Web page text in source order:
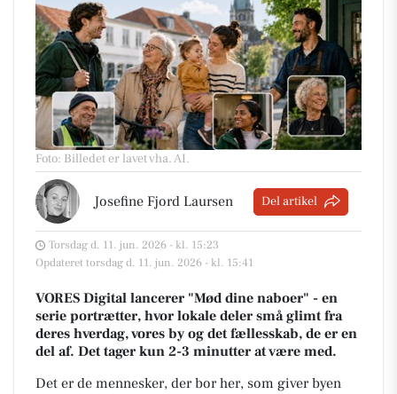
Foto: Billedet er lavet vha. AI.
Josefine Fjord Laursen Del artikel
Torsdag d. 11. jun. 2026 - kl. 15:23
Opdateret torsdag d. 11. jun. 2026 - kl. 15:41
VORES Digital lancerer "Mød dine naboer" - en
serie portrætter, hvor lokale deler små glimt fra
deres hverdag, vores by og det fællesskab, de er en
del af. Det tager kun 2-3 minutter at være med.
Det er de mennesker, der bor her, som giver byen